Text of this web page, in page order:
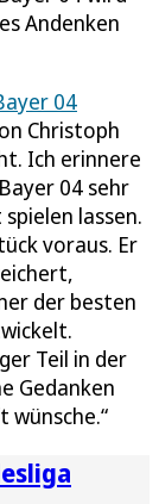
Andenken
04
Christoph
Ich erinnere
04 sehr
lassen.
voraus. Er
der besten
Teil in der
Gedanken
wünsche.“